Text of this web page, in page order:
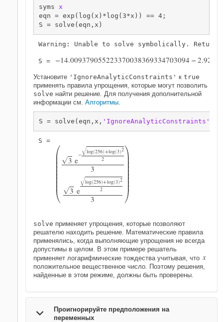
syms x
eqn = exp(log(x)*log(3*x)) == 4;
S = solve(eqn,x)
S = −14.009379055223370038369334703094 −
Установите 'IgnoreAnalyticConstraints' к true
применять правила упрощения, которые могут позволить
solve найти решение. Для получения дополнительной
информации см. Алгоритмы
S = solve(eqn,x, 'IgnoreAnalyticConstraints'





G3 e
−Glog(256)+log(3)2
2
3
G3 e
Glog(256)+log(3)2
2
3


solve применяет упрощения, которые позволяют
решателю находить решение. Математические правила
применялись, когда выполняющие упрощения не всегда
допустимы в целом. В этом примере решатель
применяет логарифмические тождества учитывая, что x
положительное вещественное число. Поэтому решения,
найденные в этом режиме, должны быть проверены.
Проигнорируйте предположения на
переменных